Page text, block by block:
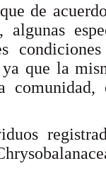
de
algunas
que la
comunidad,